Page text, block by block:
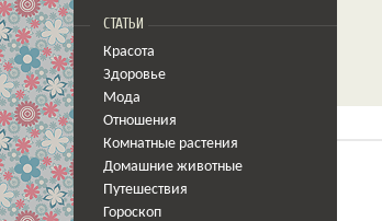
СТАТЬИ
Красота
Здоровье
Мода
Отношения
Комнатные растения
Домашние животные
Путешествия
Гороскоп